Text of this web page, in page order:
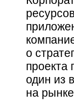
о
один из
на